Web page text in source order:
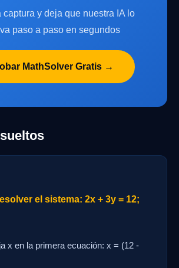
captura y deja que nuestra IA lo
paso a paso en segundos
MathSolver Gratis →
el sistema: 2x + 3y = 12;
x en la primera ecuación: x = (12 -